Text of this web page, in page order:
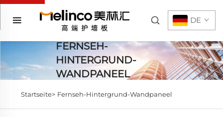
DE
FERNSEH-
HINTERGRUND-
WANDPANEEL
Startseite> Fernseh-Hintergrund-Wandpaneel